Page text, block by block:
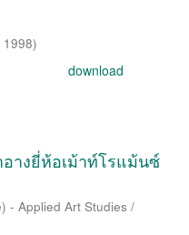
1998)
download
างยี่ห้อเม้าท์โรแม้นซ์
- Applied Art Studies /